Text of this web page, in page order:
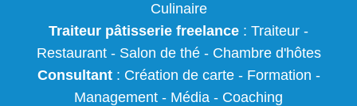
Culinaire
Traiteur pâtisserie freelance : Traiteur -
Restaurant- Salon de thé- Chambre d'hôtes
Consultant: Création de carte- Formation -
Management - Média - Coaching